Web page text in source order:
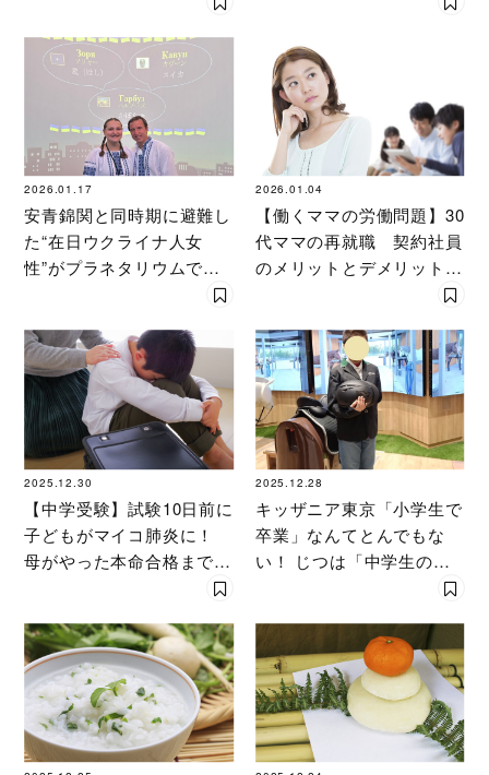
2026.01.17
安青錦関と同時期に避難し
た“在日ウクライナ人女
性”がプラネタリウムで解
説！ 戦禍を逃れ笑顔を取
2026.01.04
【働くママの労働問題】30
代ママの再就職 契約社員
のメリットとデメリットと
2025.12.30
【中学受験】試験10日前に
子どもがマイコ肺炎に！
母がやった本命合格までの
「メンタル・体調・当日の
2025.12.28
キッザニア東京「小学生で
卒業」なんてとんでもな
い！ じつは「中学生のキ
ャリア教育」にこそおすす